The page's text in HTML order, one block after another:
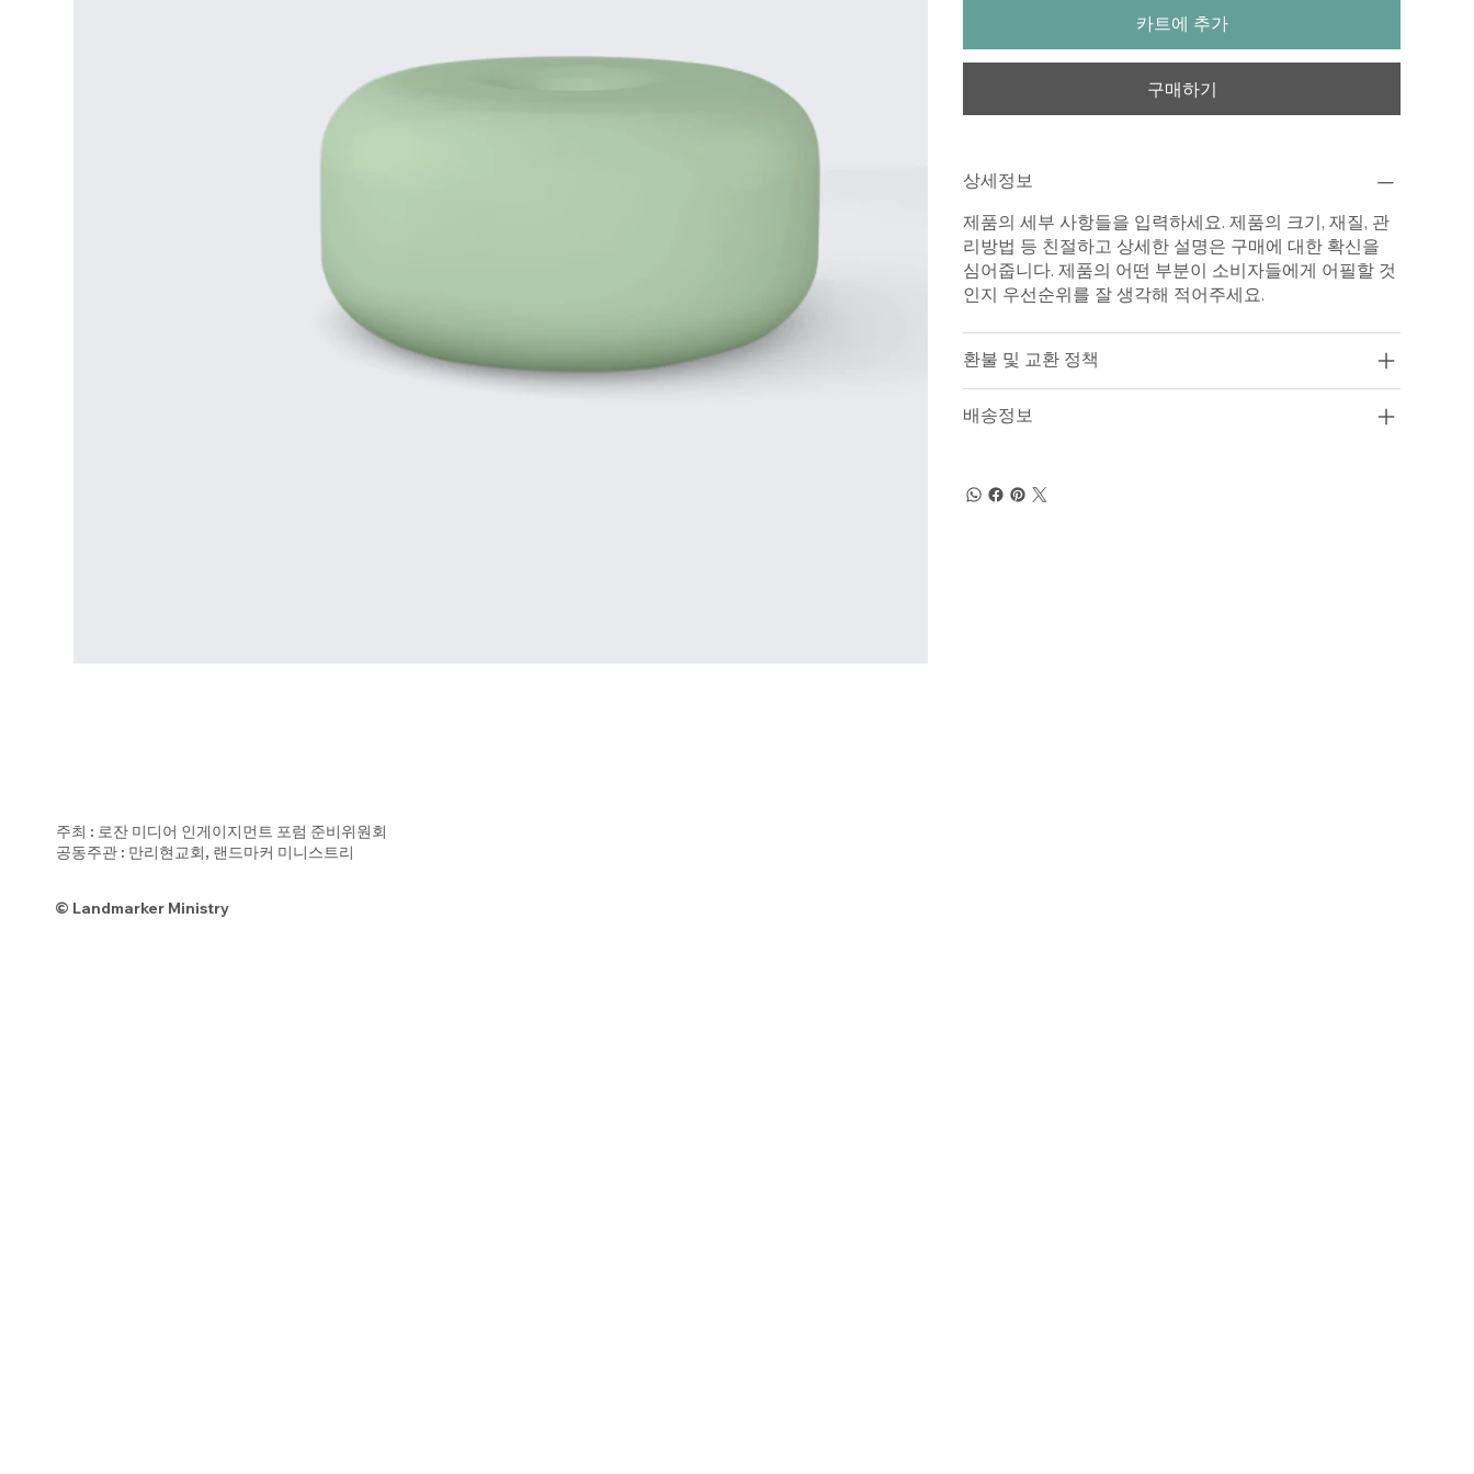
카트에 추가
구매하기
상세정보
제품의 세부 사항들을 입력하세요. 제품의 크기, 재질, 관
리방법 등 친절하고 상세한 설명은 구매에 대한 확신을
심어줍니다. 제품의 어떤 부분이 소비자들에게 어필할 것
인지 우선순위를 잘 생각해 적어주세요.
환불 및 교환 정책
배송정보
주최 : 로잔 미디어 인게이지먼트 포럼 준비위원회
공동주관 : 만리현교회, 랜드마커 미니스트리
© Landmarker Ministry